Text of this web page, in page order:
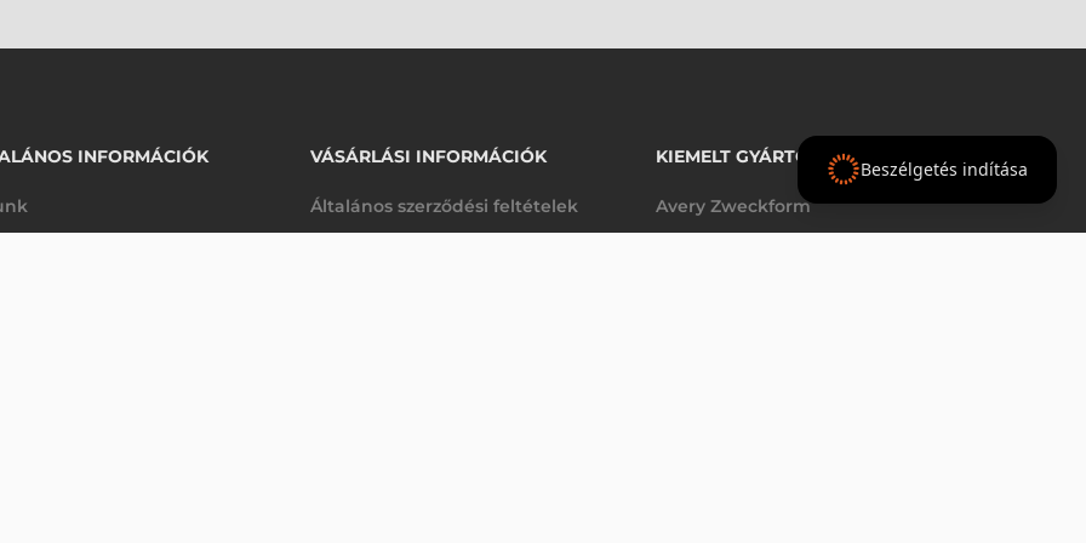
INFORMÁCIÓK VÁSÁRLÁSI INFORMÁCIÓK
Általános szerződési feltételek
KIEMELT GYÁRTÓINK
Avery Zweckform
Beszélgetés indítása